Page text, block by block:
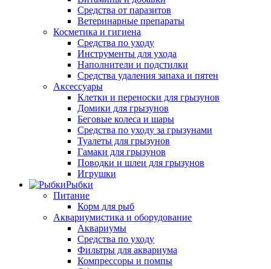
Средства от паразитов
Ветеринарные препараты
Косметика и гигиена
Средства по уходу
Инструменты для ухода
Наполнители и подстилки
Средства удаления запаха и пятен
Аксессуары
Клетки и переноски для грызунов
Домики для грызунов
Беговые колеса и шары
Средства по уходу за грызунами
Туалеты для грызунов
Гамаки для грызунов
Поводки и шлеи для грызунов
Игрушки
Рыбки
Питание
Корм для рыб
Аквариумистика и оборудование
Аквариумы
Средства по уходу
Фильтры для аквариума
Компрессоры и помпы